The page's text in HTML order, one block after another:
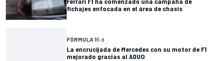
fichajes enfocada en el área de chasis
FÓRMULA 15 d
La encrucijada de Mercedes con su motor de F1
mejorado gracias al ADUO